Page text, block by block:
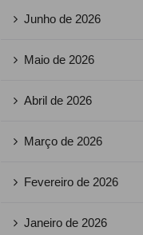
Junho de 2026
Maio de 2026
Abril de 2026
Março de 2026
Fevereiro de 2026
Janeiro de 2026